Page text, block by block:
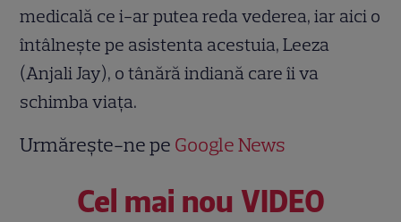
medicală ce i-ar putea reda vederea, iar aici o
întâlnește pe asistenta acestuia, Leeza
(Anjali Jay), o tânără indiană care îi va
schimba viața.
Urmărește-ne pe Google News
Cel mai nou VIDEO